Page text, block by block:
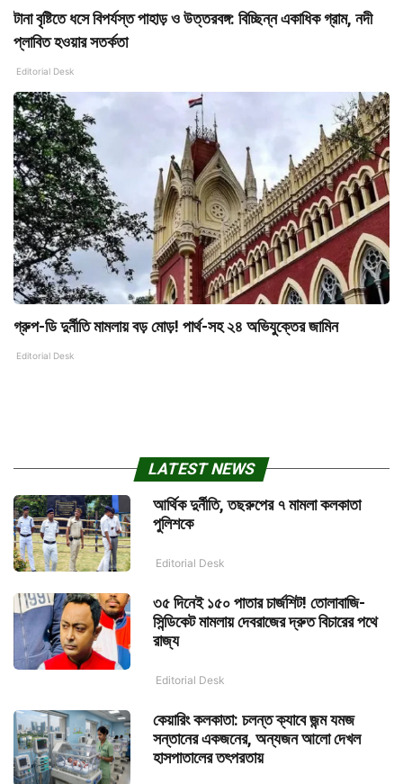
টানা বৃষ্টিতে ধসে বিপর্যস্ত পাহাড় ও উত্তরবঙ্গ: বিচ্ছিন্ন একাধিক গ্রাম, নদী
প্লাবিত হওয়ার সতর্কতা
Editorial Desk
গ্রুপ-ডি দুর্নীতি মামলায় বড় মোড়! পার্থ-সহ ২৪ অভিযুক্তের জামিন
Editorial Desk
LATEST NEWS
আর্থিক দুর্নীতি, তছরুপের ৭ মামলা কলকাতা
পুলিশকে
Editorial Desk
৩৫ দিনেই ১৫০ পাতার চার্জশিট! তোলাবাজি-
সিন্ডিকেট মামলায় দেবরাজের দ্রুত বিচারের পথে
রাজ্য
Editorial Desk
কেয়ারিং কলকাতা: চলন্ত ক্যাবে জন্ম যমজ
সন্তানের একজনের, অন্যজন আলো দেখল
হাসপাতালের তৎপরতায়